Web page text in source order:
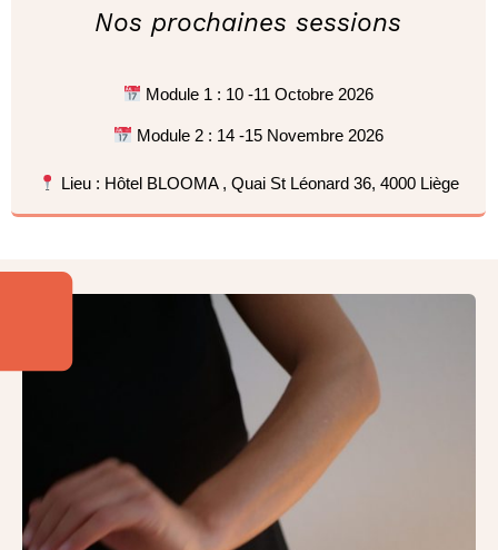
Nos prochaines sessions
Module 1 : 10 -11 Octobre 2026
Module 2 : 14 -15 Novembre 2026
Lieu : Hôtel BLOOMA , Quai St Léonard 36, 4000 Liège